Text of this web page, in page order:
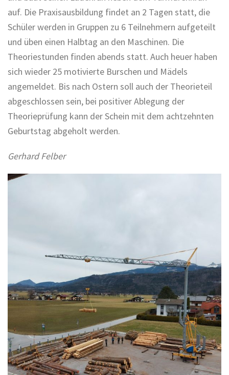
auf. Die Praxisausbildung findet an 2 Tagen statt, die
Schüler werden in Gruppen zu 6 Teilnehmern aufgeteilt
und üben einen Halbtag an den Maschinen. Die
Theoriestunden finden abends statt. Auch heuer haben
sich wieder 25 motivierte Burschen und Mädels
angemeldet. Bis nach Ostern soll auch der Theorieteil
abgeschlossen sein, bei positiver Ablegung der
Theorieprüfung kann der Schein mit dem achtzehnten
Geburtstag abgeholt werden.
Gerhard Felber